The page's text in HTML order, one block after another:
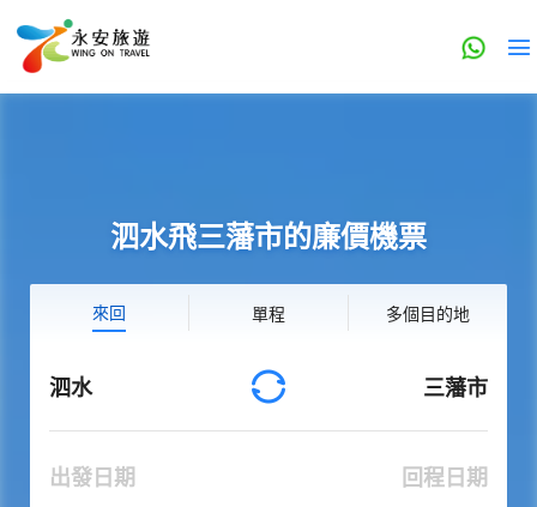
泗水飛三藩市的廉價機票
來回 單程 多個目的地
泗水 三藩市
出發日期 回程日期